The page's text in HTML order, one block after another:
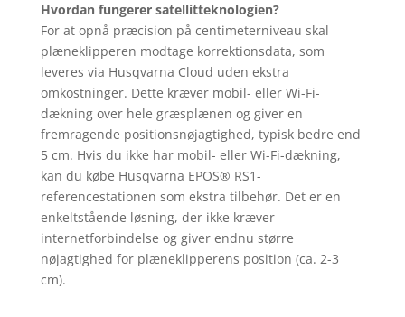
Hvordan fungerer satellitteknologien?
For at opnå præcision på centimeterniveau skal
plæneklipperen modtage korrektionsdata, som
leveres via Husqvarna Cloud uden ekstra
omkostninger. Dette kræver mobil- eller Wi-Fi-
dækning over hele græsplænen og giver en
fremragende positionsnøjagtighed, typisk bedre end
5 cm. Hvis du ikke har mobil- eller Wi-Fi-dækning,
kan du købe Husqvarna EPOS® RS1-
referencestationen som ekstra tilbehør. Det er en
enkeltstående løsning, der ikke kræver
internetforbindelse og giver endnu større
nøjagtighed for plæneklipperens position (ca. 2-3
cm).